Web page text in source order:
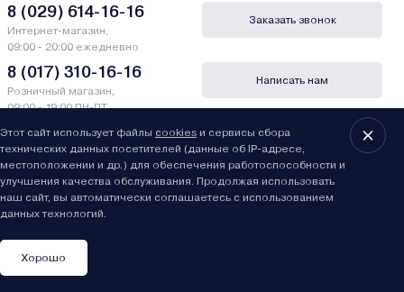
Каталог Сравнить
Этот сайт использует файлы cookies и сервисы сбора
технических данных посетителей (данные об IP-адресе,
местоположении и др.) для обеспечения работоспособности и
улучшения качества обслуживания. Продолжая использовать
наш сайт, вы автоматически соглашаетесь с использованием
данных технологий.
Хорошо
Каталог товаров
Покупателям
О магазине
8 (029) 614-16-16
Интернет-магазин,
09:00 - 20:00 ежедневно
8 (017) 310-16-16
Розничный магазин,
09:00 - 19:00 ПН-ПТ
Заказать звонок
Написать нам